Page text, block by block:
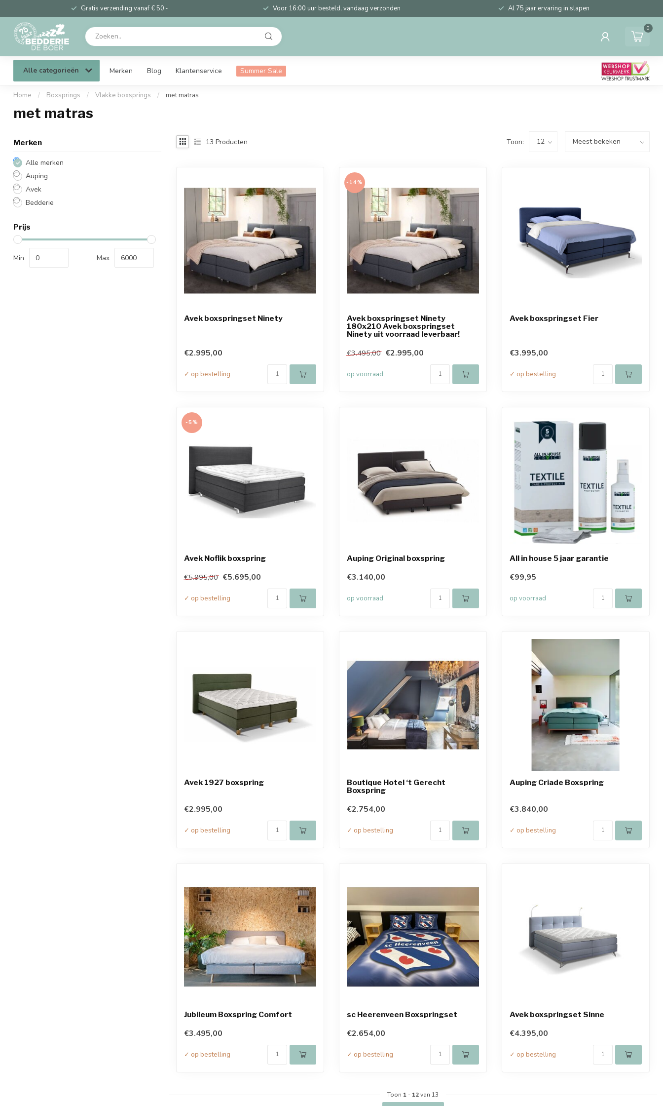
Gratis verzending vanaf € 50,- Voor 16:00 uur besteld, vandaag verzonden Al 75 jaar ervaring in slapen
0
Alle categorieën Merken Blog Klantenservice Summer Sale
Home / Boxsprings / Vlakke boxsprings / met matras
met matras
Merken
Alle merken
Auping
Avek
Bedderie
Prijs
Min Max
13 Producten Toon:
Avek boxspringset Ninety
€2.995,00
✓ op bestelling
-14%
Avek boxspringset Ninety
180x210 Avek boxspringset
Ninety uit voorraad leverbaar!
€3.495,00 €2.995,00
op voorraad
Avek boxspringset Fier
€3.995,00
✓ op bestelling
-5%
Avek Noflik boxspring
€5.995,00 €5.695,00
✓ op bestelling
Auping Original boxspring
€3.140,00
op voorraad
All in house 5 jaar garantie
€99,95
op voorraad
Avek 1927 boxspring
€2.995,00
✓ op bestelling
Boutique Hotel ‘t Gerecht
Boxspring
€2.754,00
✓ op bestelling
Auping Criade Boxspring
€3.840,00
✓ op bestelling
Jubileum Boxspring Comfort
€3.495,00
✓ op bestelling
sc Heerenveen Boxspringset
€2.654,00
✓ op bestelling
Avek boxspringset Sinne
€4.395,00
✓ op bestelling
Toon 1 - 12van 13